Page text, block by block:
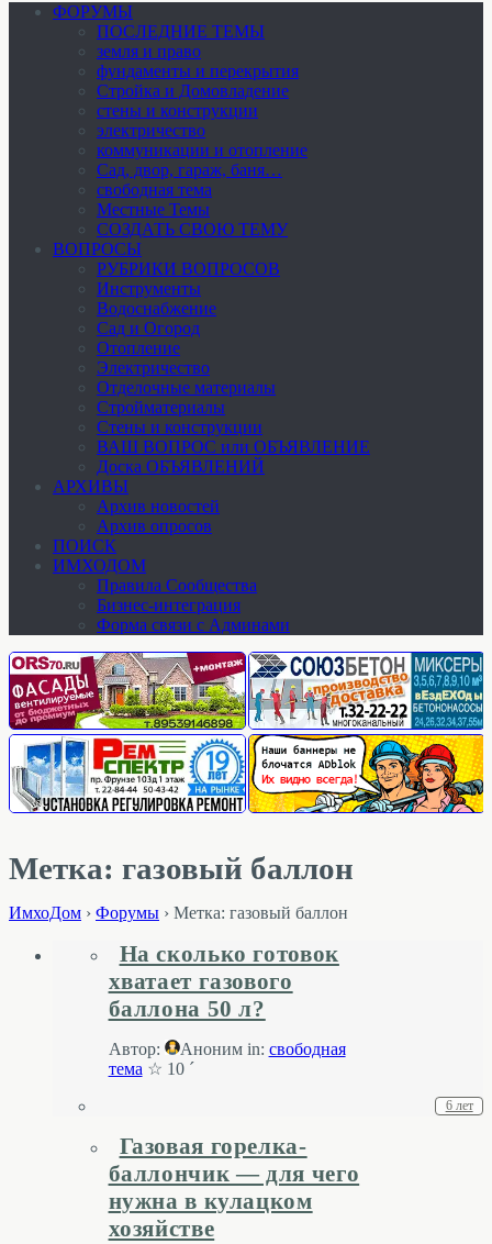
ФОРУМЫ
ПОСЛЕДНИЕ ТЕМЫ
земля и право
фундаменты и перекрытия
Стройка и Домовладение
стены и конструкции
электричество
коммуникации и отопление
Cад, двор, гараж, баня…
свободная тема
Местные Темы
СОЗДАТЬ СВОЮ ТЕМУ
ВОПРОСЫ
РУБРИКИ ВОПРОСОВ
Инструменты
Водоснабжение
Сад и Огород
Отопление
Электричество
Отделочные материалы
Стройматериалы
Стены и конструкции
ВАШ ВОПРОС или ОБЪЯВЛЕНИЕ
Доска ОБЪЯВЛЕНИЙ
АРХИВЫ
Архив новостей
Архив опросов
ПОИСК
ИМХОДОМ
Правила Сообщества
Бизнес-интеграция
Форма связи с Админами
Метка: газовый баллон
ИмхоДом › Форумы › Метка: газовый баллон
На сколько готовок
хватает газового
баллона 50 л?
Автор: Аноним in: свободная
тема ☆ 10 ´
6 лет
Газовая горелка-
баллончик — для чего
нужна в кулацком
хозяйстве